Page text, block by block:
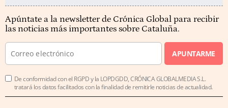
Apúntate a la newsletter de Crónica Global para recibir
las noticias más importantes sobre Cataluña.
APUNTARME
De conformidad con el RGPD y la LOPDGDD, CRÓNICA GLOBALMEDIA S.L.
tratará los datos facilitados con la finalidad de remitirle noticias de actualidad.